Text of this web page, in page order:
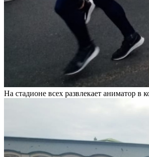
На стадионе всех развлекает аниматор в